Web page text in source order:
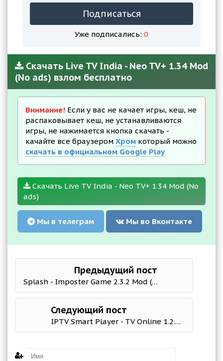
Подписаться
Уже подписались: 0
Скачать Live TV India - Neo TV+ 1.34 Mod
(No ads) взлом бесплатно
Внимание! Если у вас не качает игры, кеш, не
распаковывает кеш, не устанавливаются
игры, не нажимается кнопка скачать -
качайте все браузером Хром который можно
скачать в официальном Google Play
Скачать Live TV India - Neo TV+ 1.34 Mod (No
ads)
Мы в телеграм Мы во Вконтакте
Предыдущий пост
Splash - Imposter Game 2.3.2 Mod (Unlocked)
Следующий пост
IPTV Smart Player - TV Online 1.2.5 Mod (Premium)